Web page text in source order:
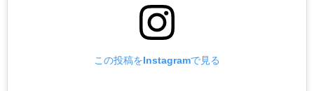
この投稿をInstagramで見る